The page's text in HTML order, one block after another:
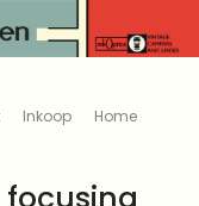
Inkoop Home